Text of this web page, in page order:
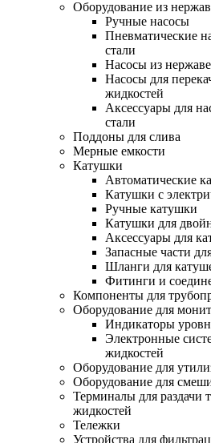
Оборудование из
Ручные насосы
Пневматические
стали
Насосы из
Насосы для
жидкостей
Аксессуары для
стали
Поддоны для слива
Мерные емкости
Катушки
Автоматические
Катушки с
Ручные катушки
Катушки для
Аксессуары для
Запасные части
Шланги для
Фитинги и
Компоненты для
Оборудование для
Индикаторы
Электронные
жидкостей
Оборудование для
Оборудование для
Терминалы для раздачи
жидкостей
Тележки
Устройства для